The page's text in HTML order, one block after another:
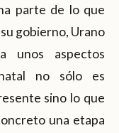
parte de lo que
gobierno, Urano
unos aspectos
no sólo es
sino lo que
una etapa